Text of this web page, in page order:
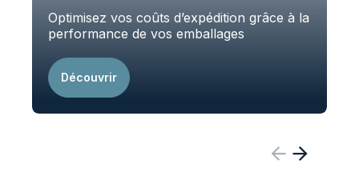
Optimisez vos coûts d’expédition grâce à la
performance de vos emballages
Découvrir